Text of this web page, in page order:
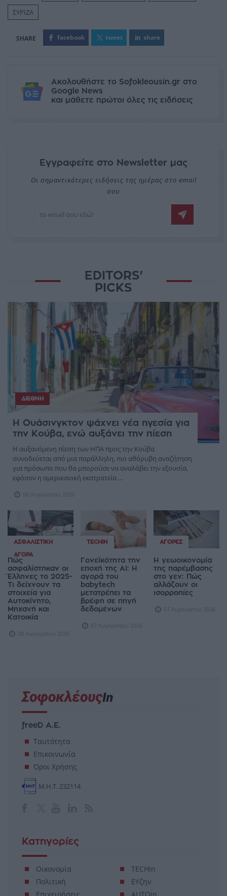
ΣΥΡΙΖΑ
facebook tweet share
Ακολουθήστε το Sofokleousin.gr στο
Google News
και μάθετε πρώτοι όλες τις ειδήσεις
Εγγραφείτε στο Newsletter μας
Οι σημαντικότερες ειδήσεις της ημέρας στο email
σου
EDITORS'
PICKS
ΔΙΕΘΝΉ
Η Ουάσινγκτον ψάχνει νέα ηγεσία για
την Κούβα, ενώ αυξάνει την πίεση
Η αυξανόμενη πίεση των ΗΠΑ προς την Κούβα
συνοδεύεται από μια παράλληλη, πιο αθόρυβη αναζήτηση
για πρόσωπο που θα μπορούσε να αναλάβει την εξουσία,
εφόσον η αμερικανική εκστρατεία ...
08 Αυγούστου 2026
ΑΣΦΑΛΙΣΤΙΚΉ
ΑΓΟΡΆ
Πώς
ασφαλίστηκαν οι
Έλληνες το 2025-
Τι δείχνουν τα
στοιχεία για
Αυτοκίνητο,
Μηχανή και
Κατοικία
08 Αυγούστου 2026
TECHIN
Γονεϊκότητα την
εποχή της AI: Η
αγορά του
babytech
μετατρέπει τα
βρέφη σε πηγή
δεδομένων
07 Αυγούστου 2026
ΑΓΟΡΈΣ
Η γεωοικονομία
της παρέμβασης
στο γεν: Πώς
αλλάζουν οι
ισορροπίες
07 Αυγούστου 2026
freeD Α.Ε.
Ταυτότητα
Επικοινωνία
Όροι Χρήσης
Μ.Η.Τ. 232114
Κατηγορίες
Οικονομία
Πολιτική
TECHin
ΕΥζην